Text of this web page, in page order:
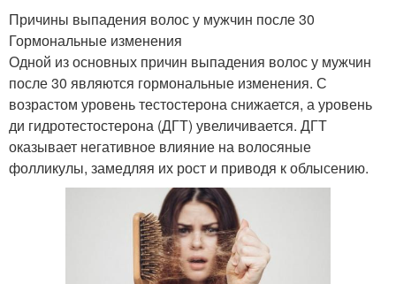
Причины выпадения волос у мужчин после 30
Гормональные изменения
Одной из основных причин выпадения волос у мужчин
после 30 являются гормональные изменения. С
возрастом уровень тестостерона снижается, а уровень
ди гидротестостерона (ДГТ) увеличивается. ДГТ
оказывает негативное влияние на волосяные
фолликулы, замедляя их рост и приводя к облысению.